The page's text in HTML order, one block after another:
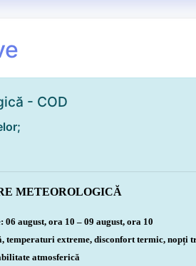
- COD
METEOROLOGICĂ
august, ora 10 – 09 august, ora 10
temperaturi extreme, disconfort termic, nopți
atmosferică